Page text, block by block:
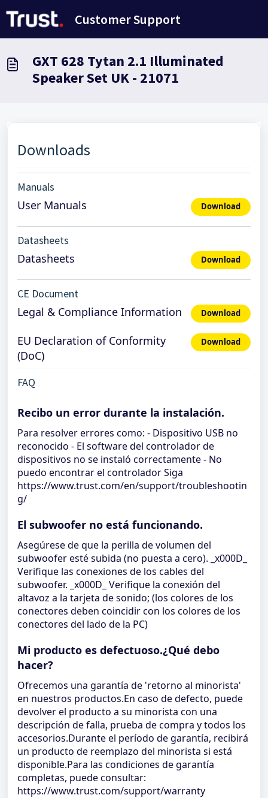
Customer Support
GXT 628 Tytan 2.1 Illuminated
Speaker Set UK - 21071
Downloads
Manuals
User Manuals Download
Datasheets
Datasheets Download
CE Document
Legal & Compliance Information Download
EU Declaration of Conformity
(DoC)
Download
FAQ
Recibo un error durante la instalación.
Para resolver errores como: - Dispositivo USB no
reconocido - El software del controlador de
dispositivos no se instaló correctamente - No
puedo encontrar el controlador Siga
https://www.trust.com/en/support/troubleshootin
g/
El subwoofer no está funcionando.
Asegúrese de que la perilla de volumen del
subwoofer esté subida (no puesta a cero). _x000D_
Verifique las conexiones de los cables del
subwoofer. _x000D_ Verifique la conexión del
altavoz a la tarjeta de sonido; (los colores de los
conectores deben coincidir con los colores de los
conectores del lado de la PC)
Mi producto es defectuoso.¿Qué debo
hacer?
Ofrecemos una garantía de 'retorno al minorista'
en nuestros productos.En caso de defecto, puede
devolver el producto a su minorista con una
descripción de falla, prueba de compra y todos los
accesorios.Durante el período de garantía, recibirá
un producto de reemplazo del minorista si está
disponible.Para las condiciones de garantía
completas, puede consultar:
https://www.trust.com/support/warranty